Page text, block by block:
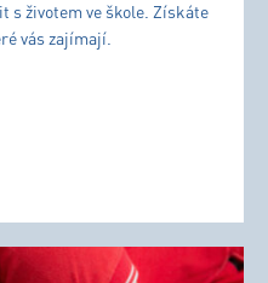
s životem ve škole. Získáte
vás zajímají.